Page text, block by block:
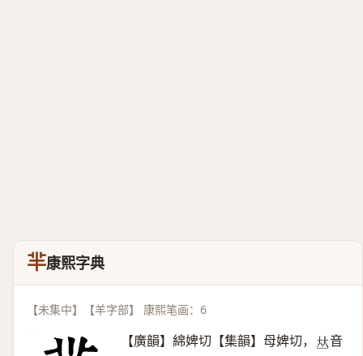
羋康熙字典
【未集中】【羊字部】 康熙笔画：6
【廣韻】綿婢切【集韻】母婢切， 𠀤音